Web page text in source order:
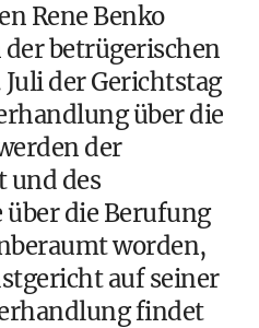
Rene Benko
betrügerischen
der Gerichtstag
über die
der
und des
die Berufung
worden,
auf seiner
findet